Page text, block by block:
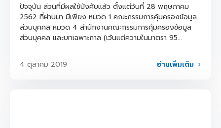
ปัจจุบัน ส่วนที่มีผลใช้บังคับแล้ว ตั้งแต่วันที่ 28 พฤษภาคม
2562 ที่ผ่านมา มีเพียง หมวด 1 คณะกรรมการคุ้มครองข้อมูล
ส่วนบุคคล หมวด 4 สำนักงานคณะกรรมการคุ้มครองข้อมูล
ส่วนบุคคล และบทเฉพาะกาล (เว้นแต่ความในมาตรา 95...
4 ตุลาคม 2019 อ่านเพิ่มเติม